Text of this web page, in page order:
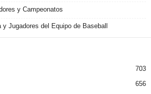
y Campeonatos
y Jugadores del Equipo de Baseball
703
656